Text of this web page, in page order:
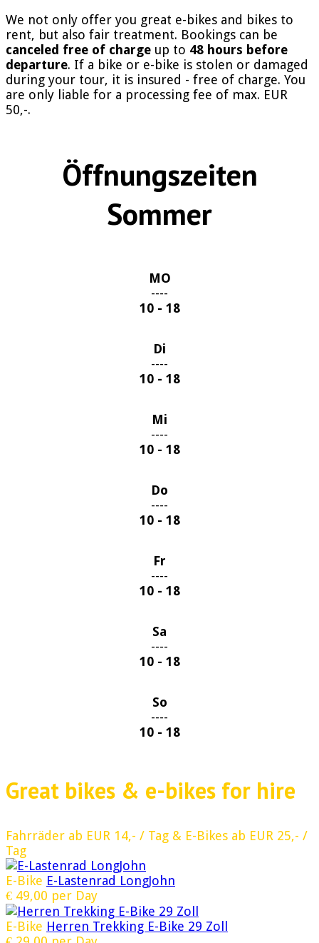
We not only offer you great e-bikes and bikes to
rent, but also fair treatment. Bookings can be
canceled free of charge up to 48 hours before
departure. If a bike or e-bike is stolen or damaged
during your tour, it is insured - free of charge. You
are only liable for a processing fee of max. EUR
50,-.
Öffnungszeiten
Sommer
MO
----
10 - 18
Di
----
10 - 18
Mi
----
10 - 18
Do
----
10 - 18
Fr
----
10 - 18
Sa
----
10 - 18
So
----
10 - 18
Great bikes & e-bikes for hire
Fahrräder ab EUR 14,- / Tag & E-Bikes ab EUR 25,- /
Tag
E-Bike E-Lastenrad LongJohn
€ 49,00 per Day
E-Bike Herren Trekking E-Bike 29 Zoll